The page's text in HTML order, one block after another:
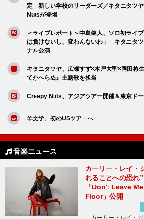
定 新しい学校のリーダーズ／キタニタツ
Nutsが登場
＜ライブレポート＞中島健人、ソロ初ライ
は負けないし、変わんないわ」 キタニタ
ナル公演
キタニタツヤ、広瀬すず×木戸大聖×岡田将
てかへらぬ』主題歌を担当
Creepy Nuts、アジアツアー開催＆東京ド
羊文学、初のUSツアーへ
音楽ニュース
カーリー・レイ・
れることへの恐れ
「Don't Leave
Floor」公開
カーリー・レイ・ジ